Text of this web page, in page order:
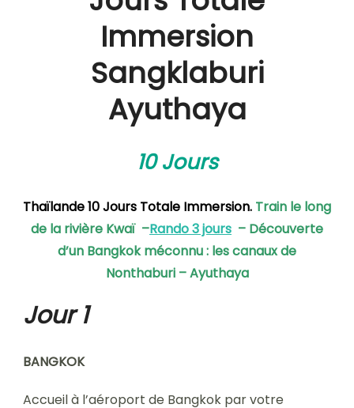
Immersion
Sangklaburi
Ayuthaya
10 Jours
Thaïlande 10 Jours Totale Immersion. Train le long
de la rivière Kwaï –Rando 3 jours – Découverte
d’un Bangkok méconnu : les canaux de
Nonthaburi – Ayuthaya
Jour 1
BANGKOK
Accueil à l’aéroport de Bangkok par votre